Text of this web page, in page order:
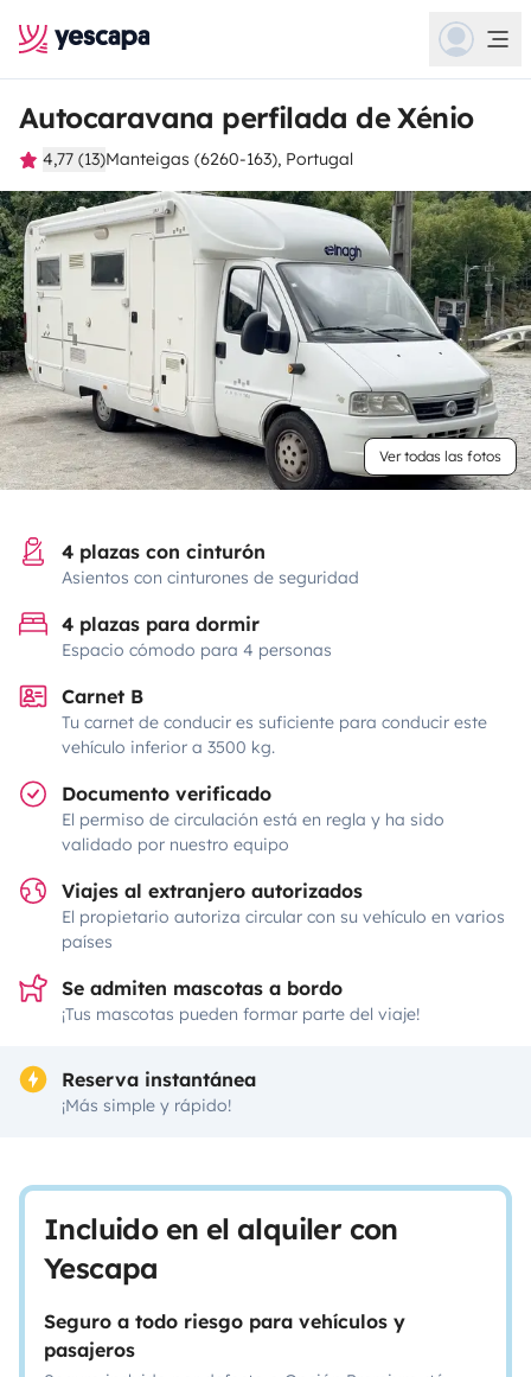
Autocaravana perfilada de Xénio
4,77 (13)Manteigas (6260-163), Portugal
Ver todas las fotos
4 plazas con cinturón
Asientos con cinturones de seguridad
4 plazas para dormir
Espacio cómodo para 4 personas
Carnet B
Tu carnet de conducir es suficiente para conducir este
vehículo inferior a 3500 kg.
Documento verificado
El permiso de circulación está en regla y ha sido
validado por nuestro equipo
Viajes al extranjero autorizados
El propietario autoriza circular con su vehículo en varios
países
Se admiten mascotas a bordo
¡Tus mascotas pueden formar parte del viaje!
Reserva instantánea
¡Más simple y rápido!
Incluido en el alquiler con
Yescapa
Seguro a todo riesgo para vehículos y
pasajeros